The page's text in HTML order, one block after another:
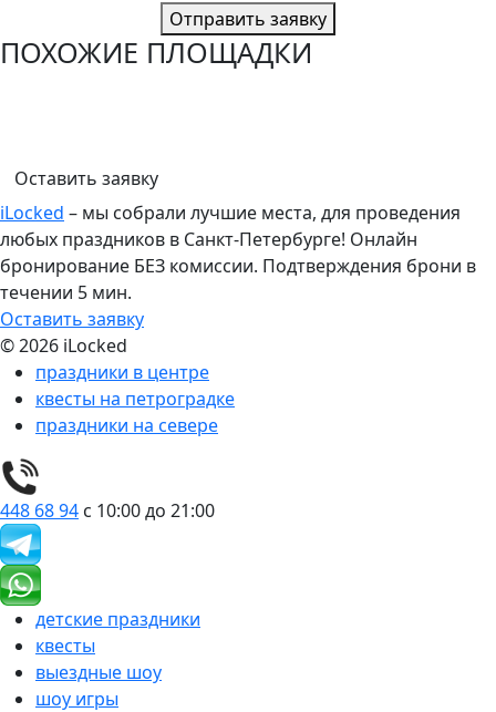
Отправить заявку
ПОХОЖИЕ ПЛОЩАДКИ
Оставить заявку
iLocked – мы собрали лучшие места, для проведения
любых праздников в Санкт-Петербурге! Онлайн
бронирование БЕЗ комиссии. Подтверждения брони в
течении 5 мин.
Оставить заявку
© 2026 iLocked
праздники в центре
квесты на петроградке
праздники на севере
448 68 94 с 10:00 до 21:00
детские праздники
квесты
выездные шоу
шоу игры